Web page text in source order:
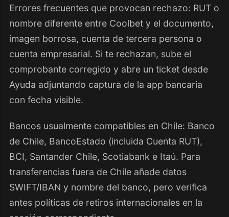
Errores frecuentes que provocan rechazo: RUT o
nombre diferente entre Coolbet y el documento,
imagen borrosa, cuenta de tercera persona o
cuenta empresarial. Si te rechazan, sube el
comprobante corregido y abre un ticket desde
Ayuda adjuntando captura de la app bancaria
con fecha visible.
Bancos usualmente compatibles en Chile: Banco
de Chile, BancoEstado (incluida Cuenta RUT),
BCI, Santander Chile, Scotiabank e Itaú. Para
transferencias fuera de Chile añade datos
SWIFT/IBAN y nombre del banco, pero verifica
antes políticas de retiros internacionales en la